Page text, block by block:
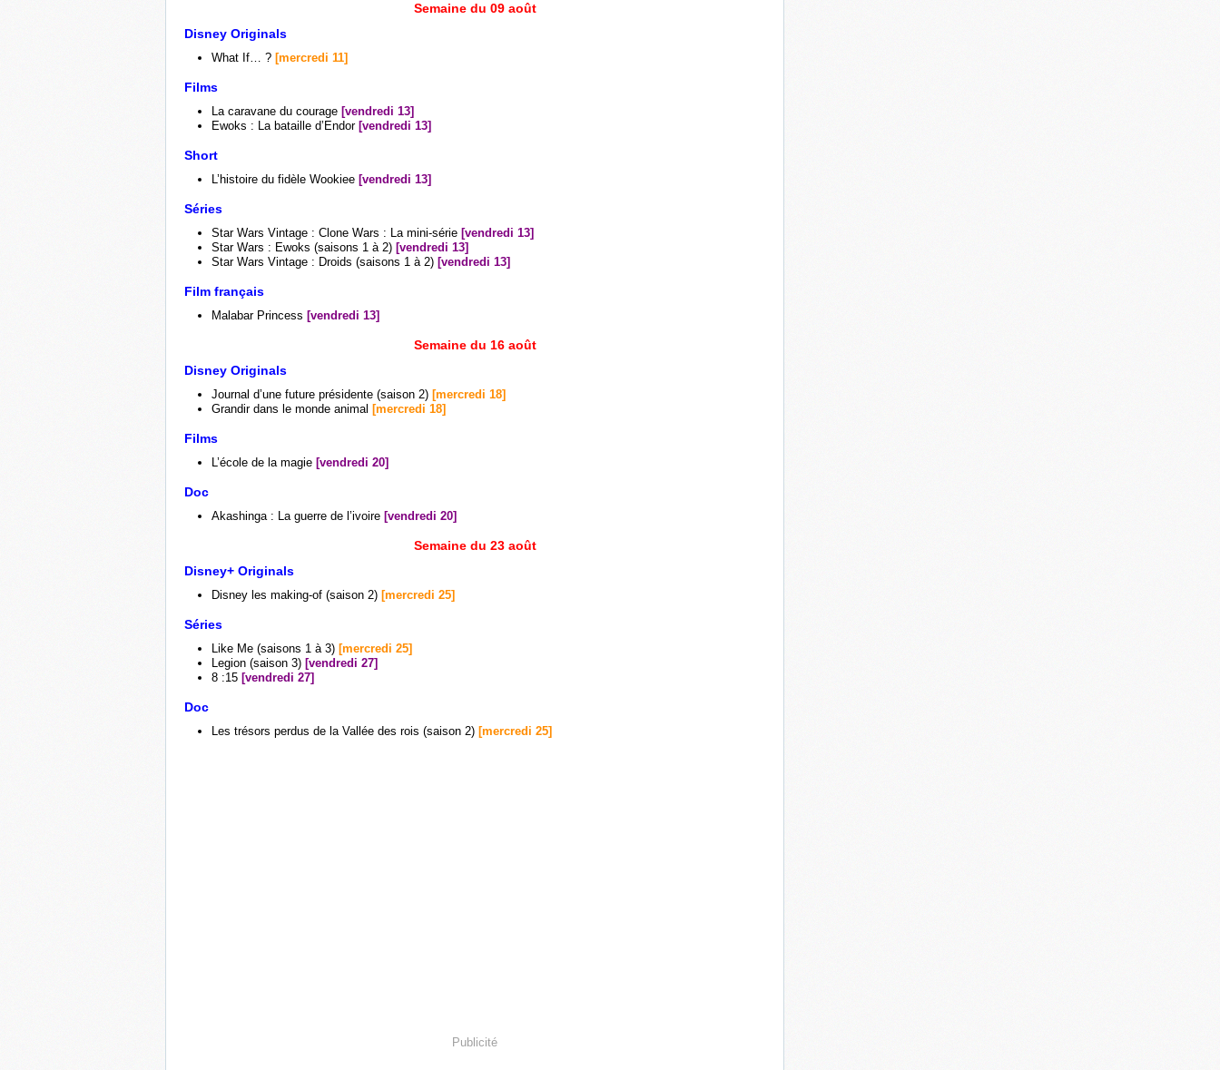
Semaine du 09 août
Disney Originals
What If… ? [mercredi 11]
Films
La caravane du courage [vendredi 13]
Ewoks : La bataille d’Endor [vendredi 13]
Short
L’histoire du fidèle Wookiee [vendredi 13]
Séries
Star Wars Vintage : Clone Wars : La mini-série [vendredi 13]
Star Wars : Ewoks (saisons 1 à 2) [vendredi 13]
Star Wars Vintage : Droids (saisons 1 à 2) [vendredi 13]
Film français
Malabar Princess [vendredi 13]
Semaine du 16 août
Disney Originals
Journal d’une future présidente (saison 2) [mercredi 18]
Grandir dans le monde animal [mercredi 18]
Films
L’école de la magie [vendredi 20]
Doc
Akashinga : La guerre de l’ivoire [vendredi 20]
Semaine du 23 août
Disney+ Originals
Disney les making-of (saison 2) [mercredi 25]
Séries
Like Me (saisons 1 à 3) [mercredi 25]
Legion (saison 3) [vendredi 27]
8 :15 [vendredi 27]
Doc
Les trésors perdus de la Vallée des rois (saison 2) [mercredi 25]
Publicité